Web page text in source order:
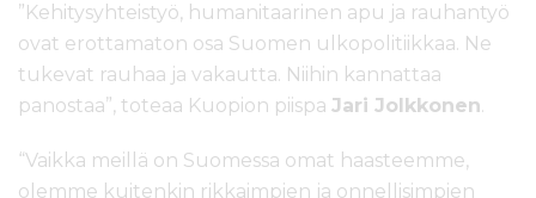
”Kehitysyhteistyö, humanitaarinen apu ja rauhantyö
ovat erottamaton osa Suomen ulkopolitiikkaa. Ne
tukevat rauhaa ja vakautta. Niihin kannattaa
panostaa”, toteaa Kuopion piispa Jari Jolkkonen.
“Vaikka meillä on Suomessa omat haasteemme,
olemme kuitenkin rikkaimpien ja onnellisimpien